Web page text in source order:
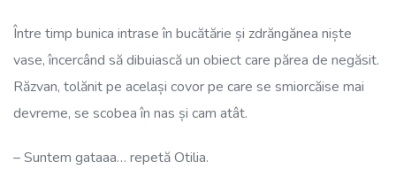
Între timp bunica intrase în bucătărie și zdrăngănea niște
vase, încercând să dibuiască un obiect care părea de negăsit.
Răzvan, tolănit pe același covor pe care se smiorcăise mai
devreme, se scobea în nas și cam atât.
– Suntem gataaa… repetă Otilia.